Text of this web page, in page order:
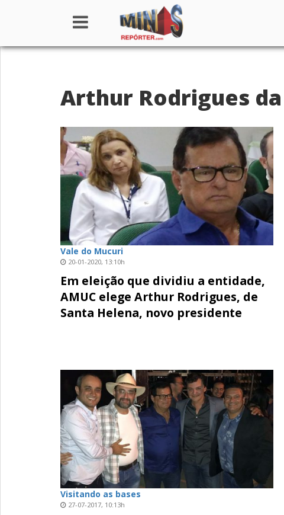
Institucional
Colunistas
Arthur Rodrigues
Vale do Mucuri
20-01-2020, 13:10h
Em eleição que dividiu a entidade,
AMUC elege Arthur Rodrigues, de
Santa Helena, novo presidente
Visitando as bases
27-07-2017, 10:13h